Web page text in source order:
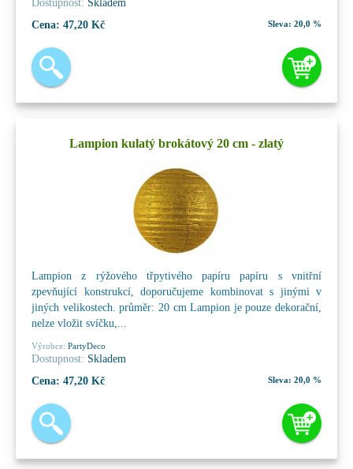
Dostupnost: Skladem
Cena: 47,20 Kč Sleva: 20,0 %
Lampion kulatý brokátový 20 cm - zlatý
Lampion z rýžového třpytivého papíru papíru s vnitřní
zpevňující konstrukcí, doporučujeme kombinovat s jinými v
jiných velikostech. průměr: 20 cm Lampion je pouze dekorační,
nelze vložit svíčku,...
Výrobce: PartyDeco
Dostupnost: Skladem
Cena: 47,20 Kč Sleva: 20,0 %